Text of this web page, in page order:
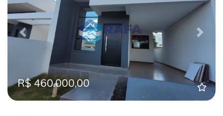
Previous Next
R$ 460.000,00